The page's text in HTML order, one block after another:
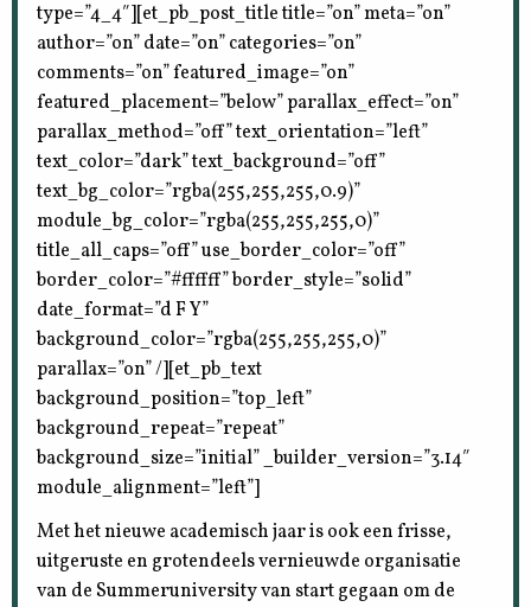
type=”4_4″][et_pb_post_title title=”on” meta=”on”
author=”on” date=”on” categories=”on”
comments=”on” featured_image=”on”
featured_placement=”below” parallax_effect=”on”
parallax_method=”off” text_orientation=”left”
text_color=”dark” text_background=”off”
text_bg_color=”rgba(255,255,255,0.9)”
module_bg_color=”rgba(255,255,255,0)”
title_all_caps=”off” use_border_color=”off”
border_color=”#ffffff” border_style=”solid”
date_format=”d F Y”
background_color=”rgba(255,255,255,0)”
parallax=”on” /][et_pb_text
background_position=”top_left”
background_repeat=”repeat”
background_size=”initial” _builder_version=”3.14″
module_alignment=”left”]
Met het nieuwe academisch jaar is ook een frisse,
uitgeruste en grotendeels vernieuwde organisatie
van de Summeruniversity van start gegaan om de